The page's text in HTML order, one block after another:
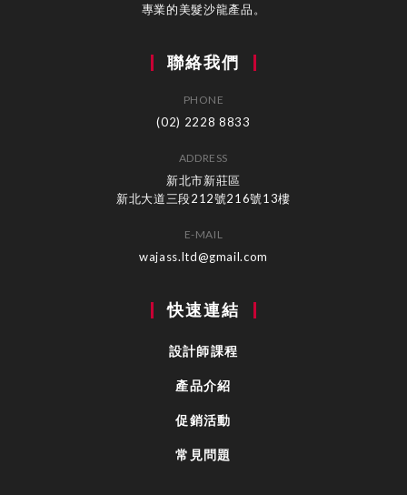
專業的美髮沙龍產品。
聯絡我們
PHONE
(02) 2228 8833
ADDRESS
新北市新莊區
新北大道三段212號216號13樓
E-MAIL
wajass.ltd@gmail.com
快速連結
設計師課程
產品介紹
促銷活動
常見問題